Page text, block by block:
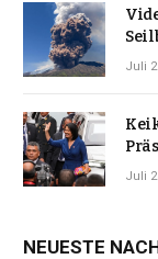
Juli
Juli
NEUESTE